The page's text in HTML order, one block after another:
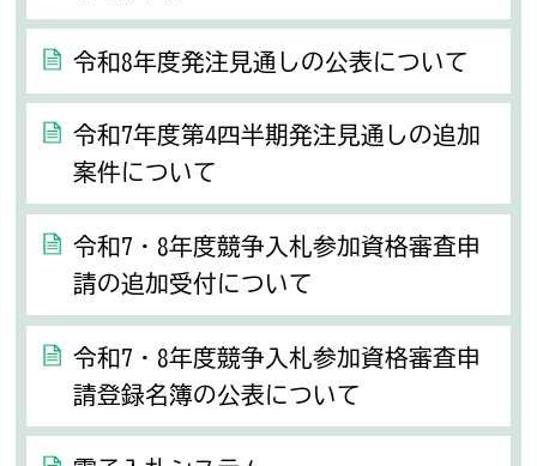
令和8年度発注見通しの公表について
令和7年度第4四半期発注見通しの追加
案件について
令和7・8年度競争入札参加資格審査申
請の追加受付について
令和7・8年度競争入札参加資格審査申
請登録名簿の公表について